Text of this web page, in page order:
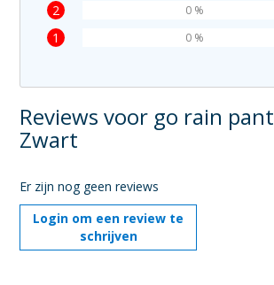
2 0 %
1 0 %
Reviews voor go rain
Zwart
Er zijn nog geen reviews
Login om een review te
schrijven